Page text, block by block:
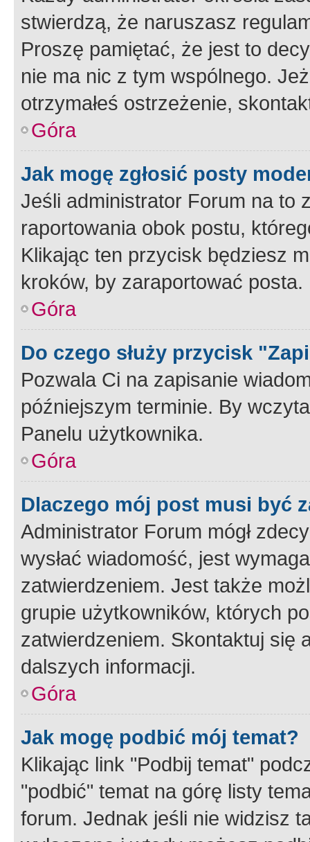
stwierdzą, że naruszasz
Proszę pamiętać, że jest to
nie ma nic z tym wspólnego.
otrzymałeś ostrzeżenie,
Góra
Jak mogę zgłosić posty
Jeśli administrator Forum na to
raportowania obok postu,
Klikając ten przycisk będziesz
kroków, by zaraportować posta.
Góra
Do czego służy przycisk
Pozwala Ci na zapisanie
późniejszym terminie. By
Panelu użytkownika.
Góra
Dlaczego mój post musi być
Administrator Forum mógł
wysłać wiadomość, jest
zatwierdzeniem. Jest także
grupie użytkowników, których
zatwierdzeniem. Skontaktuj się
dalszych informacji.
Góra
Jak mogę podbić mój temat?
Klikając link "Podbij temat"
"podbić" temat na górę listy
forum. Jednak jeśli nie widzisz